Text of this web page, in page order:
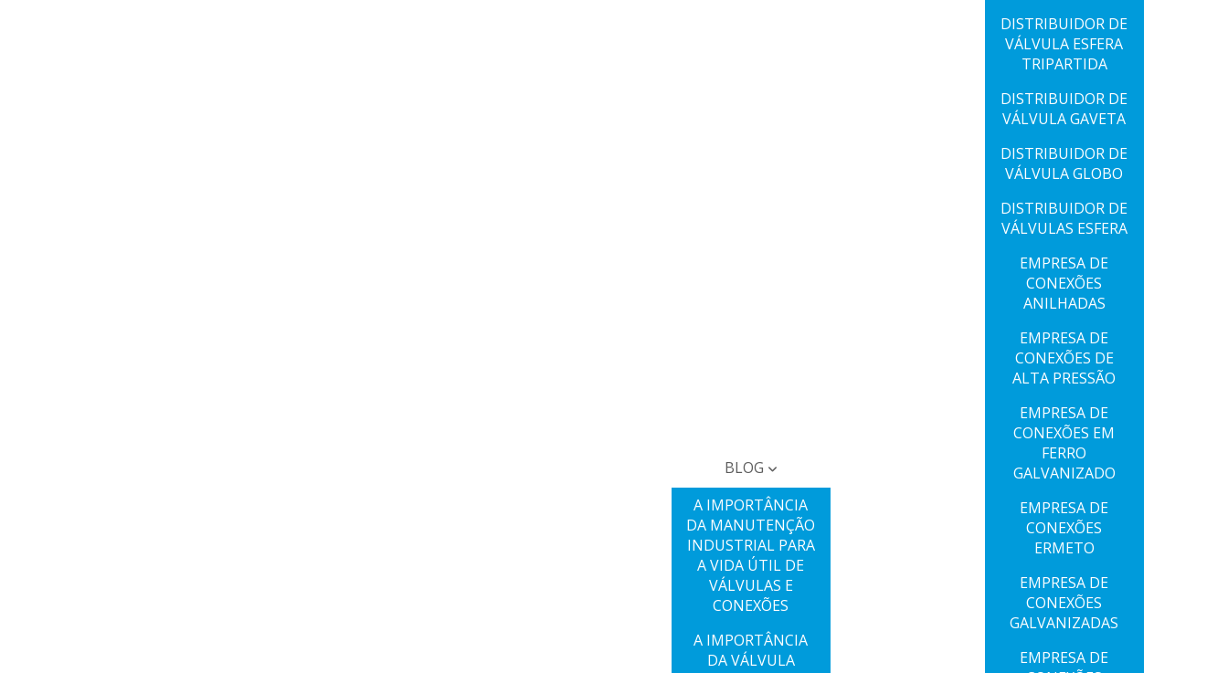
BLOG
A IMPORTÂNCIA
DA MANUTENÇÃO
INDUSTRIAL PARA
A VIDA ÚTIL DE
VÁLVULAS E
CONEXÕES
A IMPORTÂNCIA
DA VÁLVULA
DISTRIBUIDOR DE
VÁLVULA ESFERA
TRIPARTIDA
DISTRIBUIDOR DE
VÁLVULA GAVETA
DISTRIBUIDOR DE
VÁLVULA GLOBO
DISTRIBUIDOR DE
VÁLVULAS ESFERA
EMPRESA DE
CONEXÕES
ANILHADAS
EMPRESA DE
CONEXÕES DE
ALTA PRESSÃO
EMPRESA DE
CONEXÕES EM
FERRO
GALVANIZADO
EMPRESA DE
CONEXÕES
ERMETO
EMPRESA DE
CONEXÕES
GALVANIZADAS
EMPRESA DE